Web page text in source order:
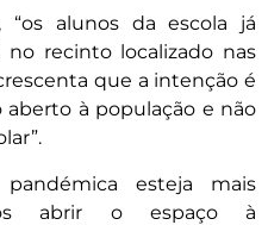
“os alunos da escola já
no recinto localizado nas
que a intenção é
aberto à população e não
esteja mais
abrir o espaço à